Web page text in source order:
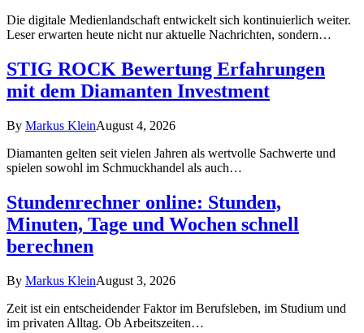
Die digitale Medienlandschaft entwickelt sich kontinuierlich weiter.
Leser erwarten heute nicht nur aktuelle Nachrichten, sondern…
STIG ROCK Bewertung Erfahrungen
mit dem Diamanten Investment
By Markus KleinAugust 4, 2026
Diamanten gelten seit vielen Jahren als wertvolle Sachwerte und
spielen sowohl im Schmuckhandel als auch…
Stundenrechner online: Stunden,
Minuten, Tage und Wochen schnell
berechnen
By Markus KleinAugust 3, 2026
Zeit ist ein entscheidender Faktor im Berufsleben, im Studium und
im privaten Alltag. Ob Arbeitszeiten…